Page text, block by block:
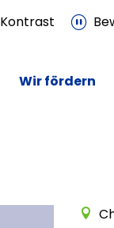
Kontrast
Wir fördern